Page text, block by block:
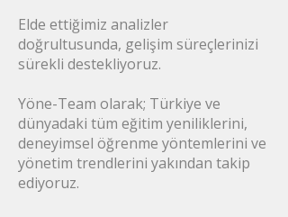
Elde ettiğimiz analizler
doğrultusunda, gelişim süreçlerinizi
sürekli destekliyoruz.
Yöne-Team olarak; Türkiye ve
dünyadaki tüm eğitim yeniliklerini,
deneyimsel öğrenme yöntemlerini ve
yönetim trendlerini yakından takip
ediyoruz.